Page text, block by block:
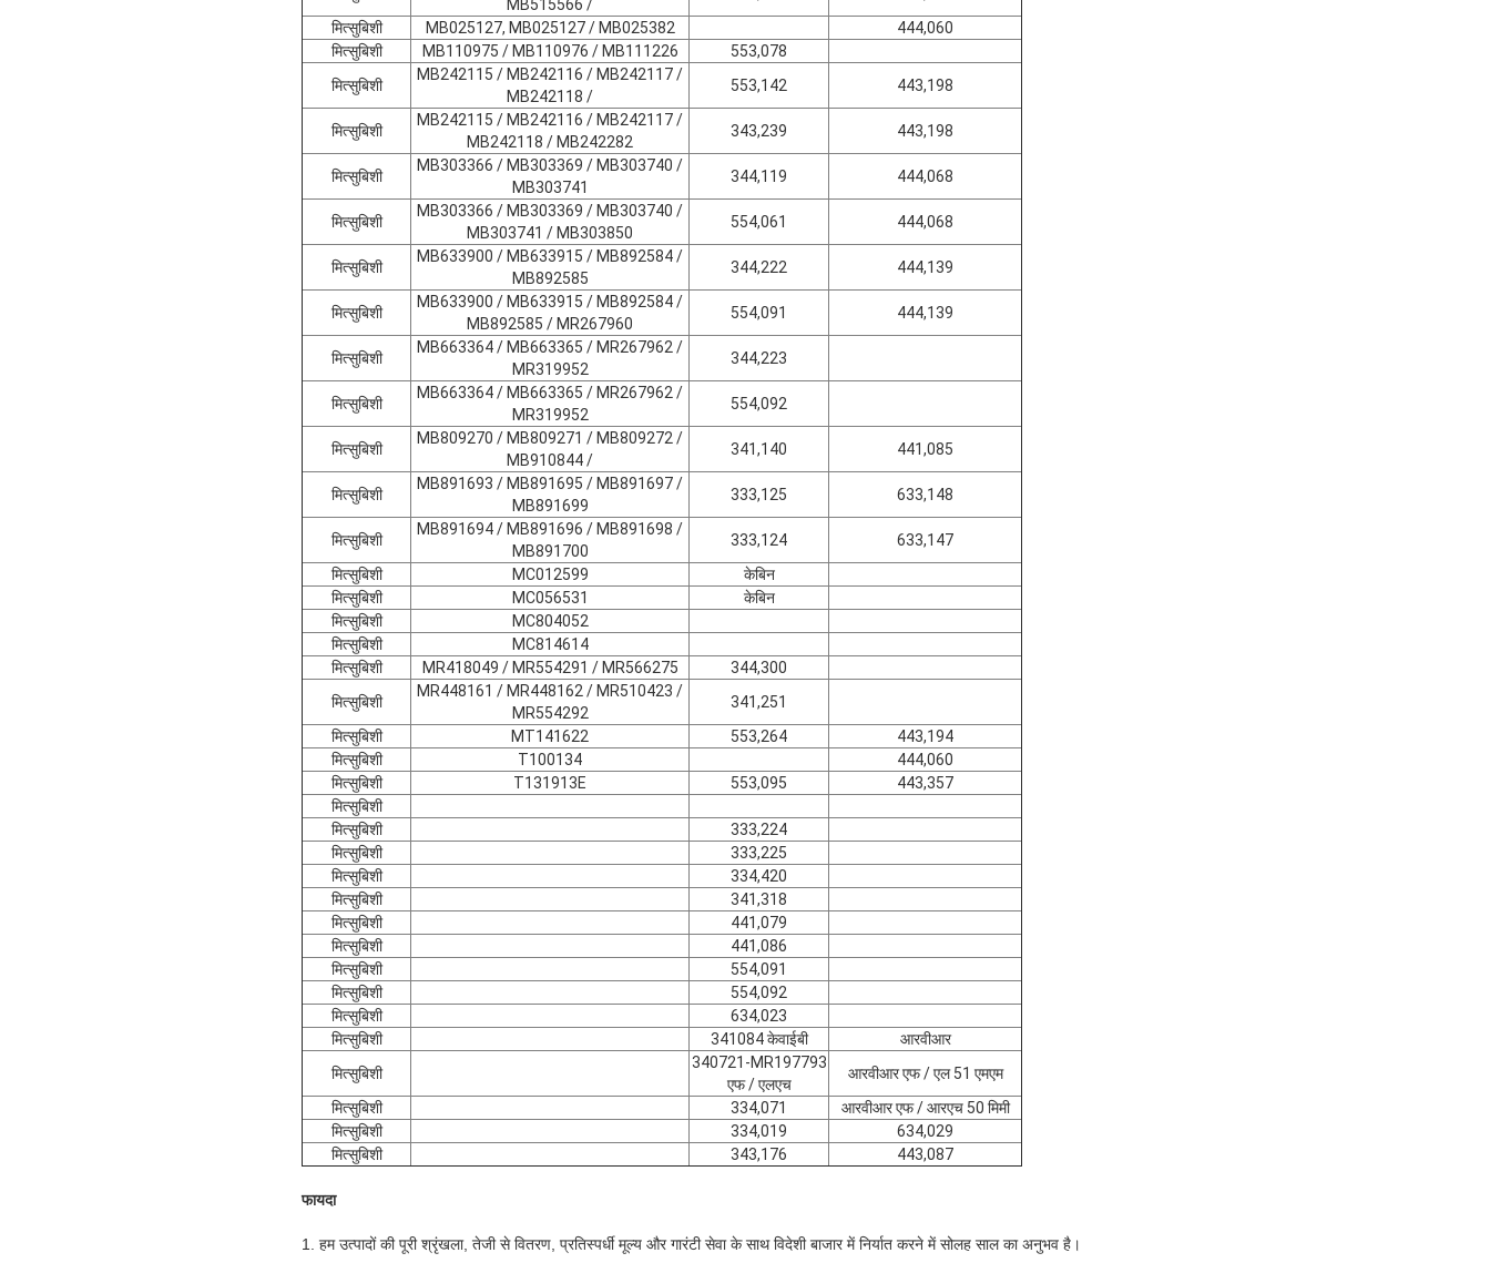
MB515566 /
मित्सुबिशी
MB025127, MB025127 / MB025382
444,060
मित्सुबिशी
MB110975 / MB110976 / MB111226
553,078
मित्सुबिशी
MB242115 / MB242116 / MB242117 /
MB242118 /
553,142 443,198
मित्सुबिशी
MB242115 / MB242116 / MB242117 /
MB242118 / MB242282
343,239 443,198
मित्सुबिशी
MB303366 / MB303369 / MB303740 /
MB303741
344,119 444,068
मित्सुबिशी
MB303366 / MB303369 / MB303740 /
MB303741 / MB303850
554,061 444,068
मित्सुबिशी
MB633900 / MB633915 / MB892584 /
MB892585
344,222 444,139
मित्सुबिशी
MB633900 / MB633915 / MB892584 /
MB892585 / MR267960
554,091 444,139
मित्सुबिशी
MB663364 / MB663365 / MR267962 /
MR319952
344,223
मित्सुबिशी
MB663364 / MB663365 / MR267962 /
MR319952
554,092
मित्सुबिशी
MB809270 / MB809271 / MB809272 /
MB910844 /
341,140 441,085
मित्सुबिशी
MB891693 / MB891695 / MB891697 /
MB891699
333,125 633,148
मित्सुबिशी
MB891694 / MB891696 / MB891698 /
MB891700
333,124
633,147
मित्सुबिशी
MC012599
केबिन
मित्सुबिशी
MC056531
केबिन
मित्सुबिशी
MC804052
मित्सुबिशी
MC814614
मित्सुबिशी
MR418049 / MR554291 / MR566275
344,300
मित्सुबिशी
MR448161 / MR448162 / MR510423 /
MR554292
341,251
मित्सुबिशी
MT141622 553,264
443,194
मित्सुबिशी
T100134
444,060
मित्सुबिशी
T131913E 553,095
443,357
मित्सुबिशी
मित्सुबिशी
333,224
मित्सुबिशी
333,225
मित्सुबिशी
334,420
मित्सुबिशी
341,318
मित्सुबिशी
441,079
मित्सुबिशी
441,086
मित्सुबिशी
554,091
मित्सुबिशी
554,092
मित्सुबिशी
634,023
मित्सुबिशी
341084 केवाईबी
आरवीआर
मित्सुबिशी
340721-MR197793
एफ / एलएच
आरवीआर एफ / एल 51 एमएम
मित्सुबिशी
334,071
आरवीआर एफ / आरएच 50 मिमी
मित्सुबिशी
334,019
634,029
मित्सुबिशी
343,176 443,087
फायदा
1. हम उत्पादों की पूरी श्रृंखला, तेजी से वितरण, प्रतिस्पर्धी मूल्य और गारंटी सेवा के साथ विदेशी बाजार में निर्यात करने में सोलह साल का अनुभव है।